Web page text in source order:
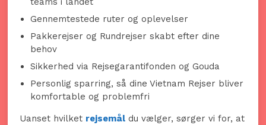
Gennemtestede ruter og oplevelser
Pakkerejser og Rundrejser skabt efter dine
behov
Sikkerhed via Rejsegarantifonden og Gouda
Personlig sparring, så dine Vietnam Rejser bliver
komfortable og problemfri
Uanset hvilket rejsemål du vælger, sørger vi for, at